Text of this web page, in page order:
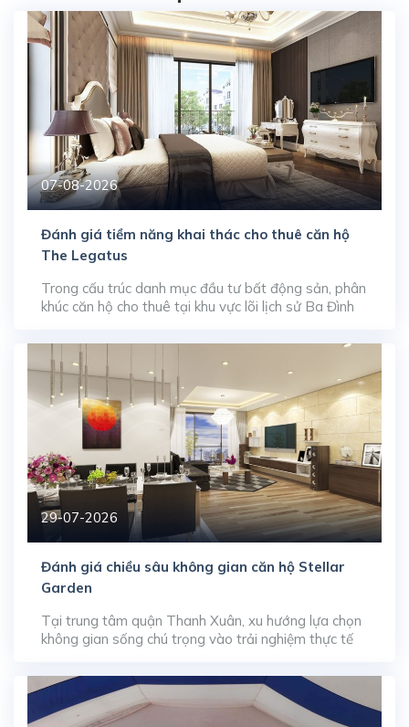
07-08-2026
Đánh giá tiềm năng khai thác cho thuê căn hộ
The Legatus
Trong cấu trúc danh mục đầu tư bất động sản, phân
khúc căn hộ cho thuê tại khu vực lõi lịch sử Ba Đình
năng tạo dòng tiền thụ động ổn định. Sở hữu tọa độ
góc giao tại số 22 Liễu Giai […]
29-07-2026
Đánh giá chiều sâu không gian căn hộ Stellar
Garden
Tại trung tâm quận Thanh Xuân, xu hướng lựa chọn
không gian sống chú trọng vào trải nghiệm thực tế
diện tích lớn. Dự án Stellar Garden (35 Lê Văn
Thiêm) thu hút lượng lớn sự quan tâm trên thị
trường chuyển nhượng nhờ […]